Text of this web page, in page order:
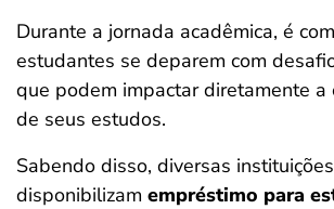
ferramentas
Durante a jornada acadêmica, é
estudantes se deparem com
que podem impactar diretamente a
de seus estudos.
Sabendo disso, diversas
disponibilizam empréstimo para